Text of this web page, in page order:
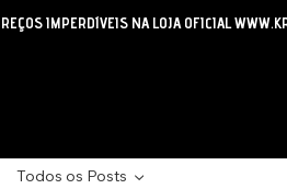
IMPERDÍVEIS NA LOJA OFICIAL
Todos os Posts